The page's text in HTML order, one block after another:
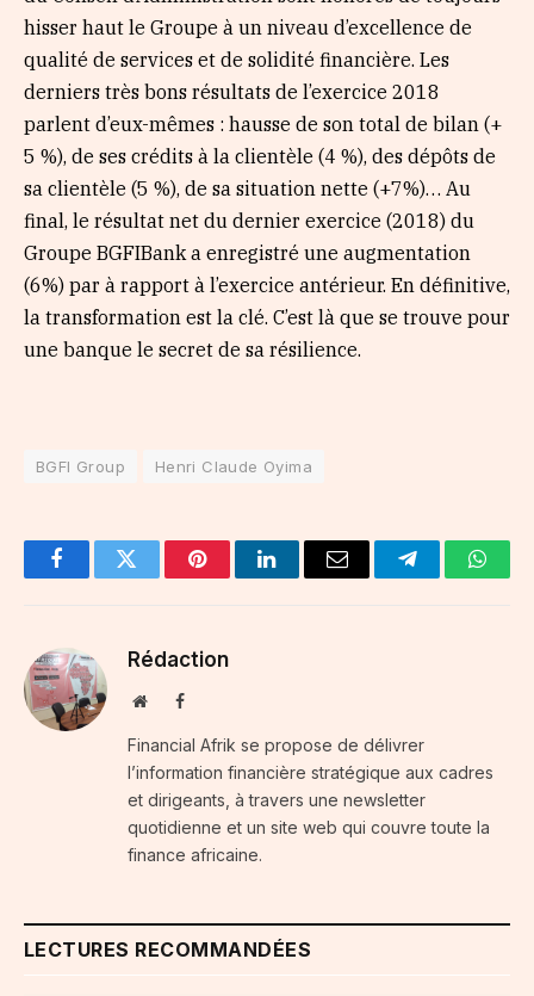
hisser haut le Groupe à un niveau d’excellence de
qualité de services et de solidité financière. Les
derniers très bons résultats de l’exercice 2018
parlent d’eux-mêmes : hausse de son total de bilan (+
5 %), de ses crédits à la clientèle (4 %), des dépôts de
sa clientèle (5 %), de sa situation nette (+7%)… Au
final, le résultat net du dernier exercice (2018) du
Groupe BGFIBank a enregistré une augmentation
(6%) par à rapport à l’exercice antérieur. En définitive,
la transformation est la clé. C’est là que se trouve pour
une banque le secret de sa résilience.
BGFI Group Henri Claude Oyima
FacebookTwitter PinterestLinkedInEmail Telegram
Rédaction
WebsiteFacebook
Financial Afrik se propose de délivrer
l’information financière stratégique aux cadres
et dirigeants, à travers une newsletter
quotidienne et un site web qui couvre toute la
finance africaine.
LECTURES RECOMMANDÉES